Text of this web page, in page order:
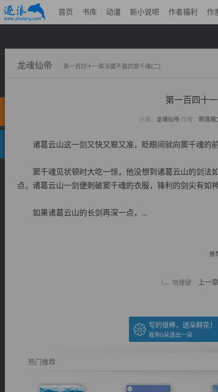
首页 书库 动漫 新小说吧 作者福利 作
龙魂仙帝 第一百四十一章深藏不露的窦千魂{二}
第一百四十
小说： 龙魂仙帝 作者： 啊落魄
诸葛云山这一剑又快又狠又准，眨眼间就向窦千魂的
窦千魂见状顿时大吃一惊，他没想到诸葛云山的剑法
点，诸葛云山一剑便刺破窦千魂的衣服，锋利的剑尖有如
如果诸葛云山的长剑再深一点，...
推
（← 快捷键 上一章
写的很棒，送朵鲜花！
我有0朵送出一朵
热门推荐